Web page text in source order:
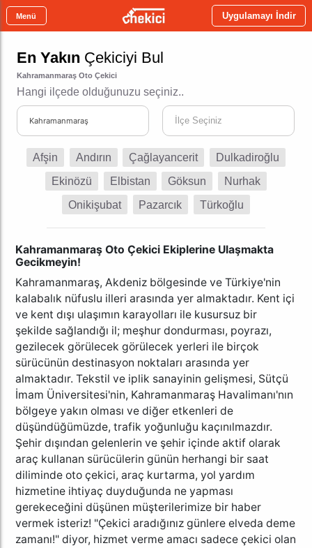
Menü Uygulamayı İndir
En Yakın Çekiciyi Bul
Kahramanmaraş Oto Çekici
Hangi ilçede olduğunuzu seçiniz..
Kahramanmaraş İlçe Seçiniz
Afşin Andırın Çağlayancerit
Dulkadiroğlu
Ekinözü
Elbistan Göksun
Nurhak
Onikişubat
Pazarcık Türkoğlu
Kahramanmaraş Oto Çekici Ekiplerine Ulaşmakta
Gecikmeyin!
Kahramanmaraş, Akdeniz bölgesinde ve Türkiye'nin
kalabalık nüfuslu illeri arasında yer almaktadır. Kent içi
ve kent dışı ulaşımın karayolları ile kusursuz bir
şekilde sağlandığı il; meşhur dondurması, poyrazı,
gezilecek görülecek görülecek yerleri ile birçok
sürücünün destinasyon noktaları arasında yer
almaktadır. Tekstil ve iplik sanayinin gelişmesi, Sütçü
İmam Üniversitesi'nin, Kahramanmaraş Havalimanı'nın
bölgeye yakın olması ve diğer etkenleri de
düşündüğümüzde, trafik yoğunluğu kaçınılmazdır.
Şehir dışından gelenlerin ve şehir içinde aktif olarak
araç kullanan sürücülerin günün herhangi bir saat
diliminde oto çekici, araç kurtarma, yol yardım
hizmetine ihtiyaç duyduğunda ne yapması
gerekeceğini düşünen müşterilerimize bir haber
vermek isteriz! "Çekici aradığınız günlere elveda deme
zamanı!" diyor, hizmet verme amacı sadece çekici olan